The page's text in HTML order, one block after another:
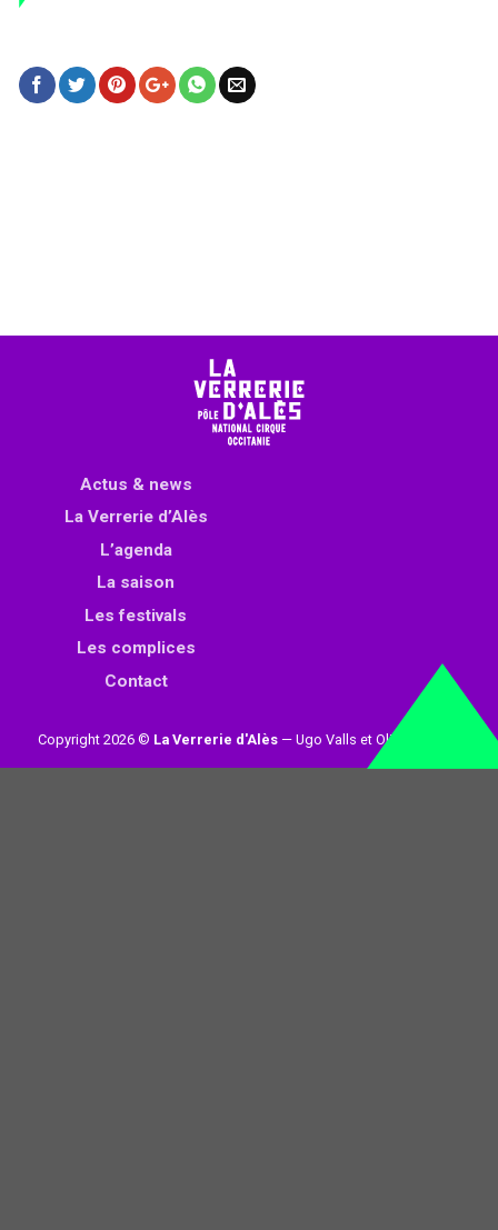
Actus & news
La Verrerie d’Alès
L’agenda
La saison
Les festivals
Les complices
Contact
Copyright 2026 © La Verrerie d'Alès— Ugo Valls et Olivier Loynet